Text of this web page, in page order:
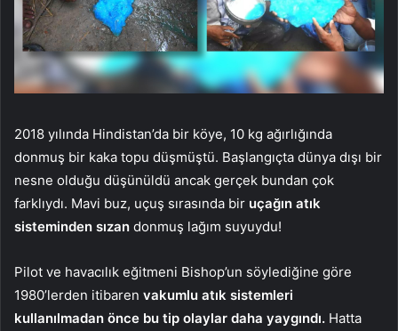
2018 yılında Hindistan’da bir köye, 10 kg ağırlığında
donmuş bir kaka topu düşmüştü. Başlangıçta dünya dışı bir
nesne olduğu düşünüldü ancak gerçek bundan çok
farklıydı. Mavi buz, uçuş sırasında bir uçağın atık
sisteminden sızan donmuş lağım suyuydu!
Pilot ve havacılık eğitmeni Bishop’un söylediğine göre
1980’lerden itibaren vakumlu atık sistemleri
kullanılmadan önce bu tip olaylar daha yaygındı. Hatta